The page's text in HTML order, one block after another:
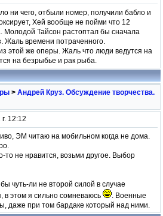
ни чего, отбыли номер, получили бабло и
Хей вообще не пойми что 12
Молодой Тайсон растоптал бы сначала
Жаль времени потраченного.
этой же оперы. Жаль что люди ведутся на
на безрыбье и рак рыба.
> Андрей Круз. Обсуждение творчества.
12:12
ЭМ читаю на мобильном когда не дома.
то не нравится, возьми другое. Выбор
чуть-ли не второй силой в случае
в этом я сильно сомневаюсь
. Военные
даже при том бардаке который над ними.